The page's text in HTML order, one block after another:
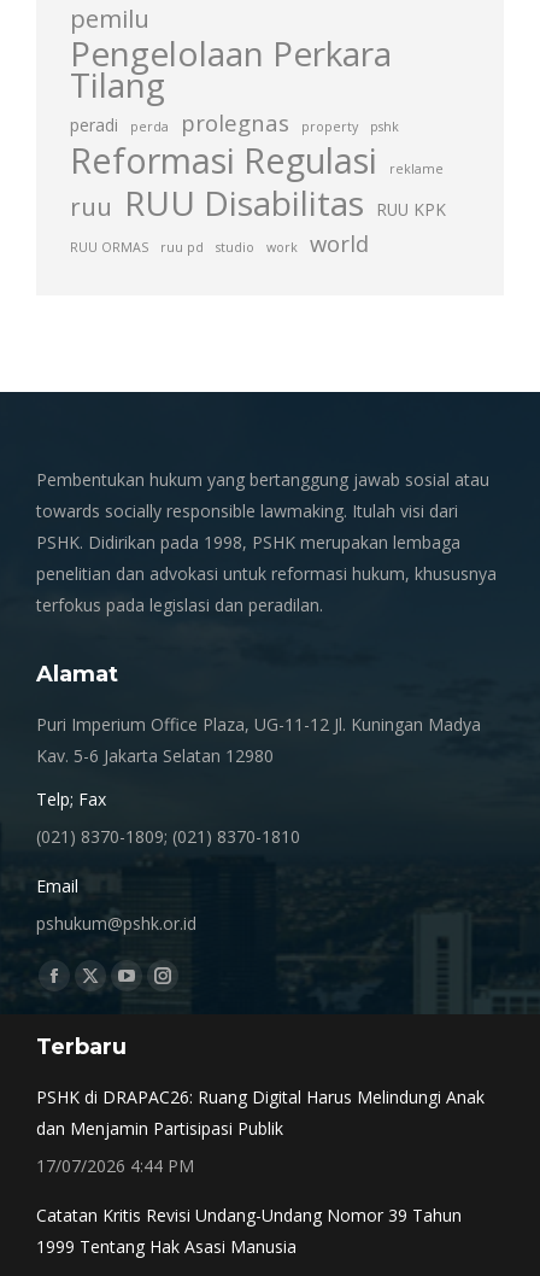
pemilu
Pengelolaan Perkara
Tilang
peradi perda prolegnas property pshk
Reformasi Regulasi reklame
ruu RUU Disabilitas RUU KPK
RUU ORMAS ruu pd studio work world
Pembentukan hukum yang bertanggung jawab sosial atau
towards socially responsible lawmaking. Itulah visi dari
PSHK. Didirikan pada 1998, PSHK merupakan lembaga
penelitian dan advokasi untuk reformasi hukum, khususnya
terfokus pada legislasi dan peradilan.
Alamat
Puri Imperium Office Plaza, UG-11-12 Jl. Kuningan Madya
Kav. 5-6 Jakarta Selatan 12980
Telp; Fax
(021) 8370-1809; (021) 8370-1810
Email
pshukum@pshk.or.id
Find us on:
Facebook
opens
window
X
opens
window
YouTube
opens
Instagram
window
Terbaru
PSHK di DRAPAC26: Ruang Digital Harus Melindungi Anak
dan Menjamin Partisipasi Publik
17/07/2026 4:44 PM
Catatan Kritis Revisi Undang-Undang Nomor 39 Tahun
1999 Tentang Hak Asasi Manusia